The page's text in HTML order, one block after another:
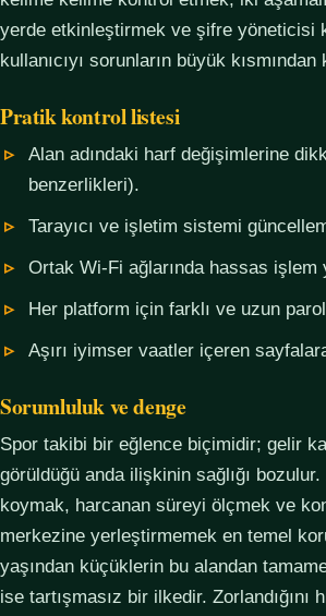
yerde etkinleştirmek ve şifre yöneticisi
kullanıcıyı sorunların büyük kısmından
Pratik kontrol listesi
Alan adındaki harf değişimlerine
benzerlikleri).
Tarayıcı ve işletim sistemi
Ortak Wi-Fi ağlarında hassas işlem
Her platform için farklı ve uzun
Aşırı iyimser vaatler içeren
Sorumluluk ve denge
Spor takibi bir eğlence biçimidir; gelir
görüldüğü anda ilişkinin sağlığı bozulur.
koymak, harcanan süreyi ölçmek ve
merkezine yerleştirmemek en temel
yaşından küçüklerin bu alandan
ise tartışmasız bir ilkedir. Zorlandığını